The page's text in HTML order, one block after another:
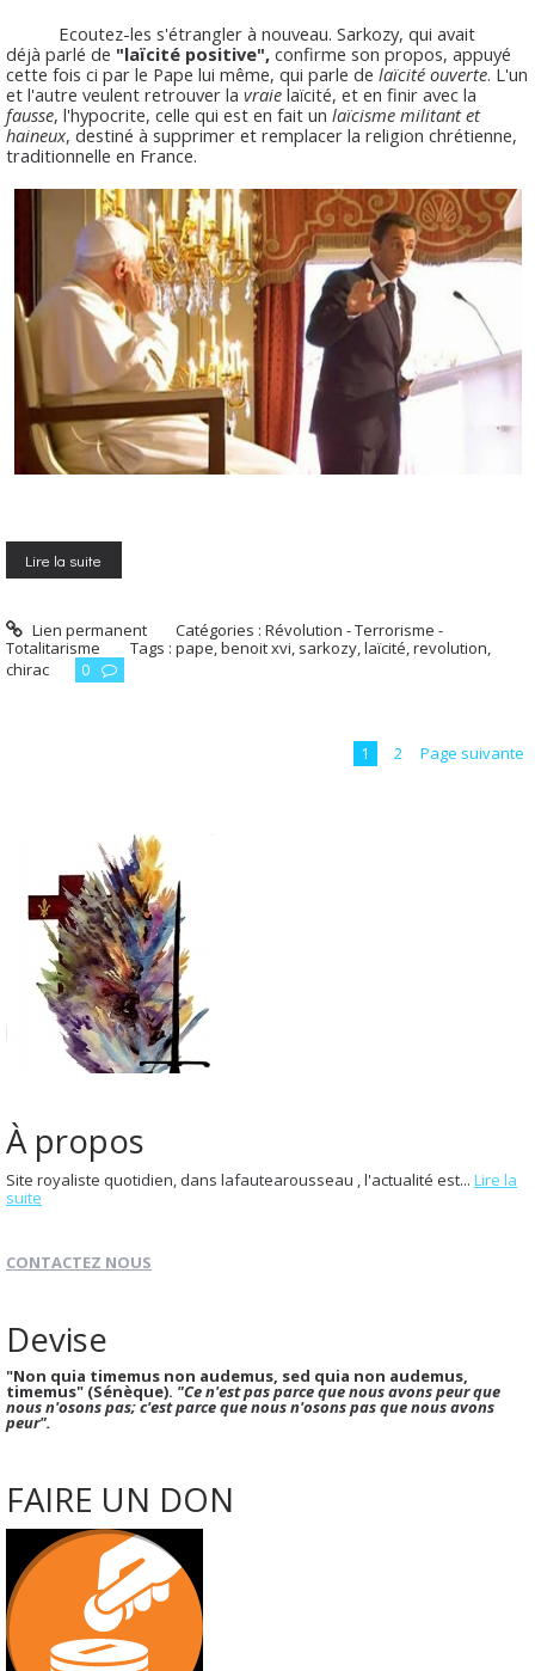
Ecoutez-les s'étrangler à nouveau. Sarkozy, qui avait
déjà parlé de "laïcité positive", confirme son propos, appuyé
cette fois ci par le Pape lui même, qui parle de laïcité ouverte. L'un
et l'autre veulent retrouver la vraie laïcité, et en finir avec la
fausse, l'hypocrite, celle qui est en fait un laïcisme militant et
haineux, destiné à supprimer et remplacer la religion chrétienne,
traditionnelle en France.
Lire la suite
Lien permanent Catégories :Révolution - Terrorisme -
Totalitarisme
Tags : pape,benoit xvi, sarkozy,laïcité,revolution,
chirac
0
1 2 Page suivante
À propos
Site royaliste quotidien, dans lafautearousseau , l'actualité est... Lire la
suite
CONTACTEZ NOUS
Devise
"Non quia timemus non audemus, sed quia non audemus,
timemus" (Sénèque). "Ce n'est pas parce que nous avons peur que
nous n'osons pas; c'est parce que nous n'osons pas que nous avons
peur".
FAIRE UN DON